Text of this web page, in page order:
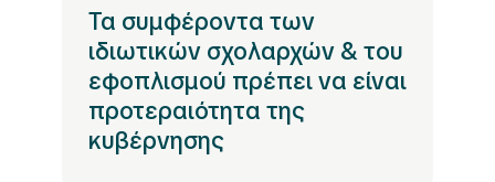
Τα συμφέροντα των
ιδιωτικών σχολαρχών & του
εφοπλισμού πρέπει να είναι
προτεραιότητα της
κυβέρνησης